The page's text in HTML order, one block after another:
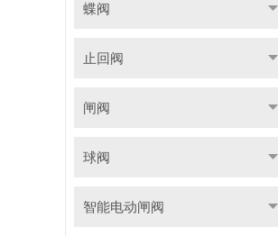
蝶阀
止回阀
闸阀
球阀
智能电动闸阀